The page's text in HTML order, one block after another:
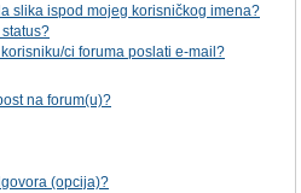
slika ispod mojeg korisničkog imena?
ci foruma poslati e-mail?
na forum(u)?
(opcija)?